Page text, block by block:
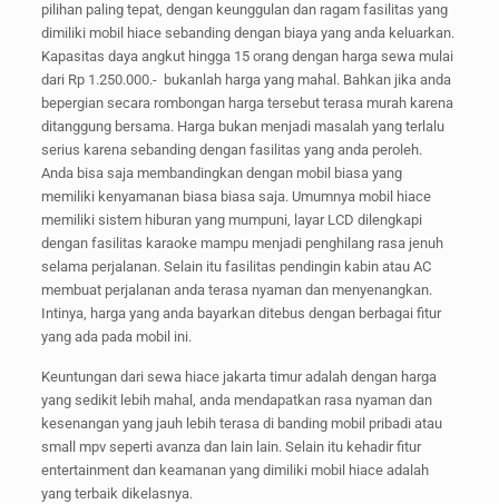
pilihan paling tepat, dengan keunggulan dan ragam fasilitas yang
dimiliki mobil hiace sebanding dengan biaya yang anda keluarkan.
Kapasitas daya angkut hingga 15 orang dengan harga sewa mulai
dari Rp 1.250.000.- bukanlah harga yang mahal. Bahkan jika anda
bepergian secara rombongan harga tersebut terasa murah karena
ditanggung bersama. Harga bukan menjadi masalah yang terlalu
serius karena sebanding dengan fasilitas yang anda peroleh.
Anda bisa saja membandingkan dengan mobil biasa yang
memiliki kenyamanan biasa biasa saja. Umumnya mobil hiace
memiliki sistem hiburan yang mumpuni, layar LCD dilengkapi
dengan fasilitas karaoke mampu menjadi penghilang rasa jenuh
selama perjalanan. Selain itu fasilitas pendingin kabin atau AC
membuat perjalanan anda terasa nyaman dan menyenangkan.
Intinya, harga yang anda bayarkan ditebus dengan berbagai fitur
yang ada pada mobil ini.
Keuntungan dari sewa hiace jakarta timur adalah dengan harga
yang sedikit lebih mahal, anda mendapatkan rasa nyaman dan
kesenangan yang jauh lebih terasa di banding mobil pribadi atau
small mpv seperti avanza dan lain lain. Selain itu kehadir fitur
entertainment dan keamanan yang dimiliki mobil hiace adalah
yang terbaik dikelasnya.